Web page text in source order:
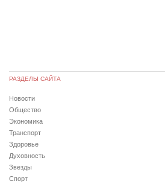
РАЗДЕЛЫ САЙТА
Новости
Общество
Экономика
Транспорт
Здоровье
Духовность
Звезды
Спорт